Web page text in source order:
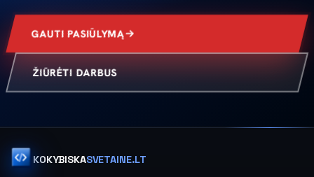
GAUTI PASIŪLYMĄ
ŽIŪRĖTI DARBUS
KOKYBISKASVETAINE.LT